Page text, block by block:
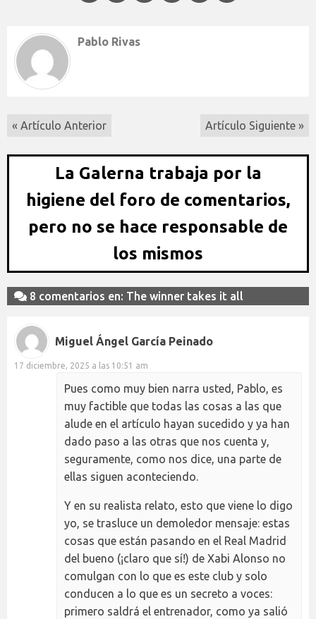
Pablo Rivas
« Artículo Anterior Artículo Siguiente »
La Galerna trabaja por la
higiene del foro de comentarios,
pero no se hace responsable de
los mismos
8 comentarios en: The winner takes it all
Miguel Ángel García Peinado
17 diciembre, 2025 a las 10:51 am
Pues como muy bien narra usted, Pablo, es
muy factible que todas las cosas a las que
alude en el artículo hayan sucedido y ya han
dado paso a las otras que nos cuenta y,
seguramente, como nos dice, una parte de
ellas siguen aconteciendo.
Y en su realista relato, esto que viene lo digo
yo, se trasluce un demoledor mensaje: estas
cosas que están pasando en el Real Madrid
del bueno (¡claro que sí!) de Xabi Alonso no
comulgan con lo que es este club y solo
conducen a lo que es un secreto a voces:
primero saldrá el entrenador, como ya salió